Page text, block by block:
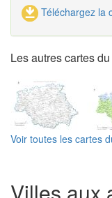
Téléchargez la
Les autres cartes
Voir toutes les cartes